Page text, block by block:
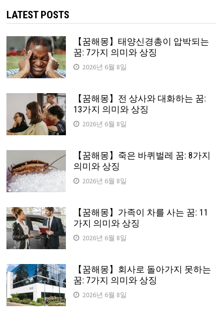
LATEST POSTS
【꿈해몽】태양신경총이 압박되는
꿈: 7가지 의미와 상징
2026년 6월 8일
【꿈해몽】전 상사와 대화하는 꿈:
13가지 의미와 상징
2026년 6월 8일
【꿈해몽】죽은 바퀴벌레 꿈: 8가지
의미와 상징
2026년 6월 8일
【꿈해몽】가족이 차를 사는 꿈: 11
가지 의미와 상징
2026년 6월 8일
【꿈해몽】회사로 돌아가지 못하는
꿈: 7가지 의미와 상징
2026년 6월 8일